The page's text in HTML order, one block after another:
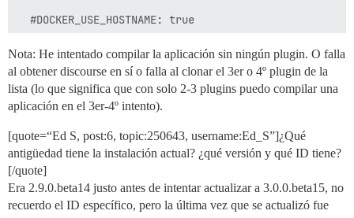
  #DOCKER_USE_HOSTNAME: true
  DISCOURSE_DEVELOPER_EMAILS: 'some@emails.com'
  DISCOURSE_SMTP_ADDRESS: smtp.domain.com
  DISCOURSE_SMTP_PORT: port
  DISCOURSE_SMTP_USER_NAME: email@email.com
#DISCOURSE_SMTP_ENABLE_START_TLS: true           #
  DISCOURSE_SMTP_DOMAIN: domain.com
  DISCOURSE_NOTIFICATION_EMAIL: email@email.com
## Si añadiste la plantilla Lets Encrypt,
  LETSENCRYPT_ACCOUNT_EMAIL: email@email.com
Nota: He intentado compilar la aplicación sin ningún plugin. O falla
al obtener discourse en sí o falla al clonar el 3er o 4º plugin de la
lista (lo que significa que con solo 2-3 plugins puedo compilar una
aplicación en el 3er-4º intento).
[quote=“Ed S, post:6, topic:250643, username:Ed_S”]¿Qué
antigüedad tiene la instalación actual? ¿qué versión y qué ID tiene?
[/quote]
Era 2.9.0.beta14 justo antes de intentar actualizar a 3.0.0.beta15, no
recuerdo el ID específico, pero la última vez que se actualizó fue